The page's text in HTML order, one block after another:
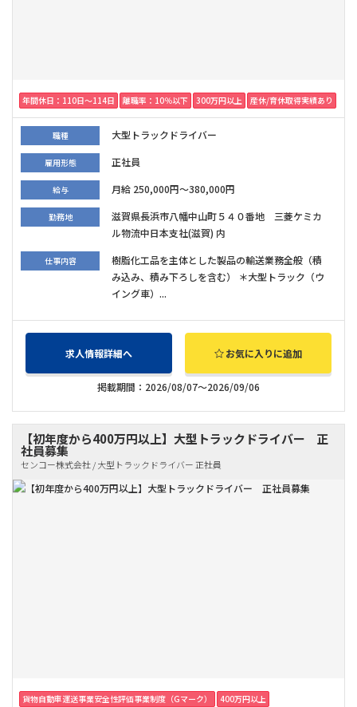
年間休日：110日〜114日 離職率：10％以下 300万円以上 産休/育休取得実績あり
職種 大型トラックドライバー
雇用形態 正社員
給与 月給 250,000円～380,000円
勤務地
滋賀県長浜市八幡中山町５４０番地 三菱ケミカ
ル物流中日本支社(滋賀) 内
仕事内容
樹脂化工品を主体とした製品の輸送業務全般（積
み込み、積み下ろしを含む） ＊大型トラック（ウ
イング車）...
求人情報詳細へ お気に入りに追加
掲載期間：2026/08/07～2026/09/06
【初年度から400万円以上】大型トラックドライバー 正
社員募集
センコー株式会社 / 大型トラックドライバー 正社員
貨物自動車運送事業安全性評価事業制度（Gマーク）
400万円以上